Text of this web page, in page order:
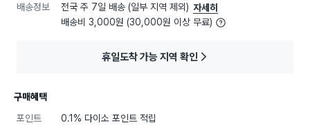
배송정보 전국 주 7일 배송 (일부 지역 제외) 자세히
배송비 3,000원 (30,000원 이상 무료)
휴일도착 가능 지역 확인
구매혜택
포인트
0.1% 다이소 포인트 적립